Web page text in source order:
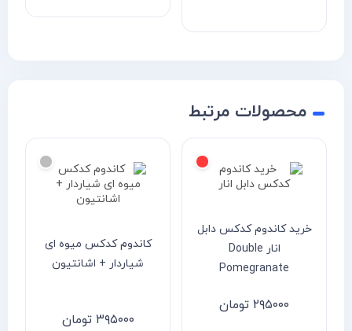
محصولات مرتبط
خرید کاندوم کدکس دابل
انار Double
Pomegranate
۲۹۵۰۰۰ تومان
کاندوم کدکس میوه ای
شیاردار + اشانتیون
۳۹۵۰۰۰ تومان